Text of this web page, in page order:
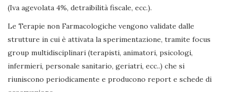
(Iva agevolata 4%, detraibilità fiscale, ecc.).
Le Terapie non Farmacologiche vengono validate dalle
strutture in cui è attivata la sperimentazione, tramite focus
group multidisciplinari (terapisti, animatori, psicologi,
infermieri, personale sanitario, geriatri, ecc..) che si
riuniscono periodicamente e producono report e schede di